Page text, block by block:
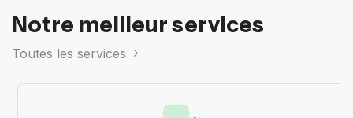
Notre meilleur services
Toutes les services